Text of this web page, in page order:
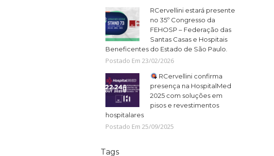
RCervellini estará presente
no 35º Congresso da
FEHOSP – Federação das
Santas Casas e Hospitais
Beneficentes do Estado de São Paulo.
Postado Em 23/02/2026
RCervellini confirma
presença na HospitalMed
2025 com soluções em
pisos e revestimentos
hospitalares
Postado Em 25/09/2025
Tags